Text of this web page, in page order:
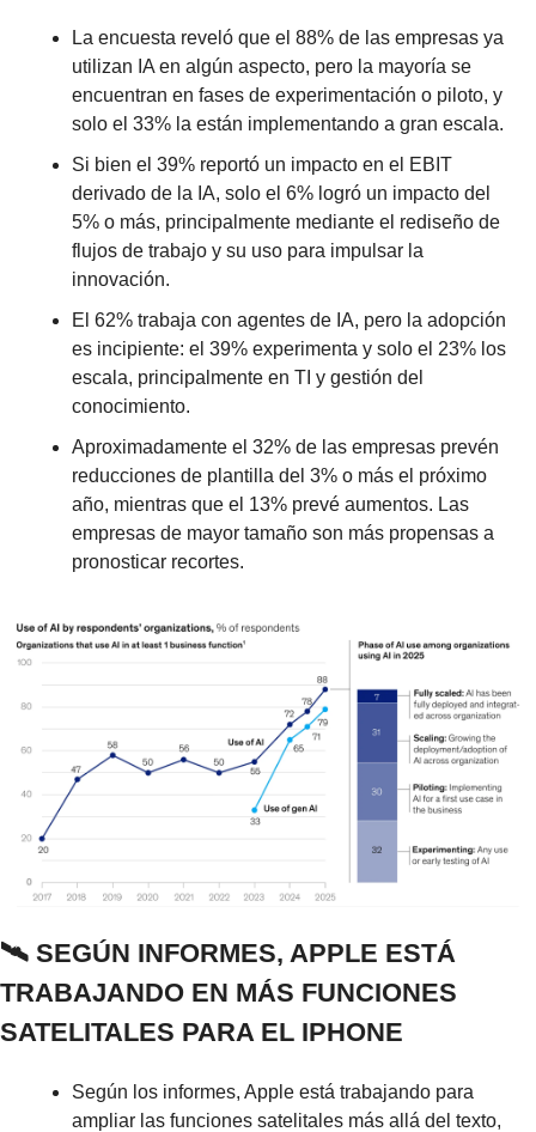
La encuesta reveló que el 88% de las empresas ya
utilizan IA en algún aspecto, pero la mayoría se
encuentran en fases de experimentación o piloto, y
solo el 33% la están implementando a gran escala.
Si bien el 39% reportó un impacto en el EBIT
derivado de la IA, solo el 6% logró un impacto del
5% o más, principalmente mediante el rediseño de
flujos de trabajo y su uso para impulsar la
innovación.
El 62% trabaja con agentes de IA, pero la adopción
es incipiente: el 39% experimenta y solo el 23% los
escala, principalmente en TI y gestión del
conocimiento.
Aproximadamente el 32% de las empresas prevén
reducciones de plantilla del 3% o más el próximo
año, mientras que el 13% prevé aumentos. Las
empresas de mayor tamaño son más propensas a
pronosticar recortes.
🛰️ SEGÚN INFORMES, APPLE ESTÁ
TRABAJANDO EN MÁS FUNCIONES
SATELITALES PARA EL IPHONE
Según los informes, Apple está trabajando para
ampliar las funciones satelitales más allá del texto,